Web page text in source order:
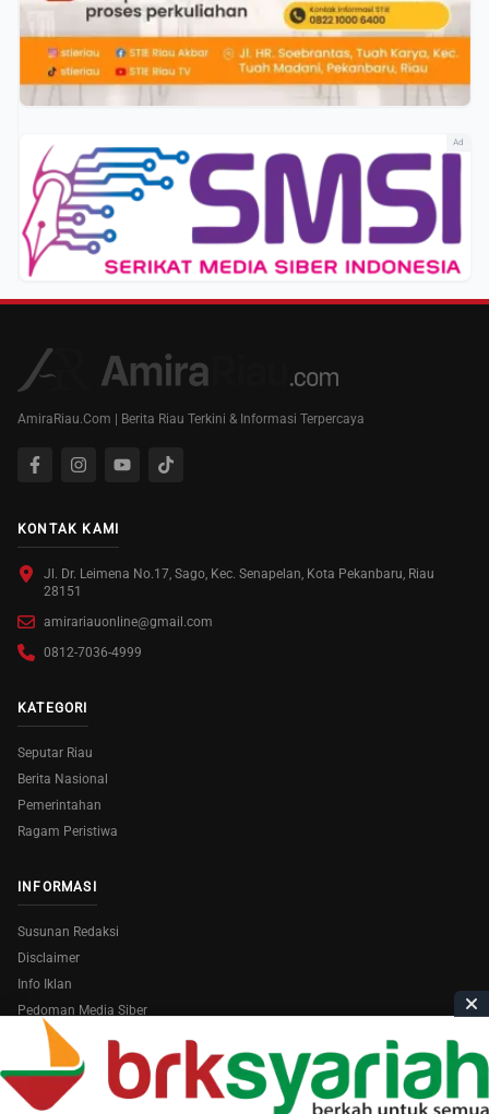
Ad
AmiraRiau.Com | Berita Riau Terkini & Informasi Terpercaya
KONTAK KAMI
Jl. Dr. Leimena No.17, Sago, Kec. Senapelan, Kota Pekanbaru, Riau
28151
amirariauonline@gmail.com
0812-7036-4999
KATEGORI
Seputar Riau
Berita Nasional
Pemerintahan
Ragam Peristiwa
INFORMASI
Susunan Redaksi
Disclaimer
Info Iklan
Pedoman Media Siber
Copyright © 2026 AmiraRiau.com . All Rights Reserved.